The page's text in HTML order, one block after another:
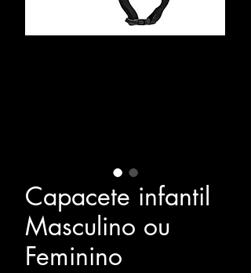
Capacete infantil
Masculino ou
Feminino